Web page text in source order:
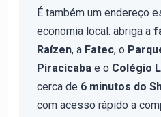
É também um endereço
economia local: abriga a
Raízen, a Fatec, o
Piracicaba e o Colégio
cerca de 6 minutos do
com acesso rápido a